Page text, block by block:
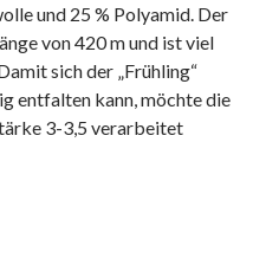
und 25 % Polyamid. Der
von 420 m und ist viel
sich der „Frühling“
entfalten kann, möchte die
3-3,5 verarbeitet